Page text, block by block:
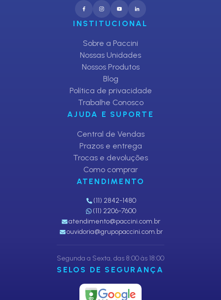
INSTITUCIONAL
Sobre a Paccini
Nossas Unidades
Nossos Produtos
Blog
Política de privacidade
Trabalhe Conosco
AJUDA E SUPORTE
Central de Vendas
Prazos e entrega
Trocas e devoluções
Como comprar
ATENDIMENTO
(11) 2842-1480
(11) 2206-7600
atendimento@paccini.com.br
ouvidoria@grupopaccini.com.br
Segunda a Sexta, das 8:00 às 18:00
SELOS DE SEGURANÇA